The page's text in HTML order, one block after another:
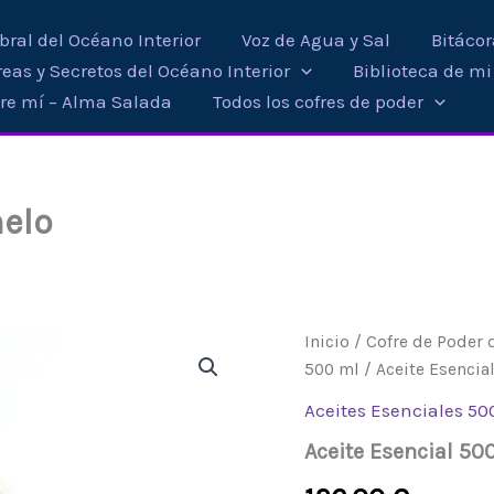
del Océano Interior Voz de Agua y Sal
y Secretos del Océano Interior
Biblioteca de
mí – Alma Salada
Todos los cofres de poder
Inicio /Cofre de
500 ml / Aceite
Aceites Esenciales
Aceite Esencial
Aceite
Esencial
ml
Pomelo